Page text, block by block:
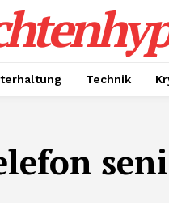
Technik